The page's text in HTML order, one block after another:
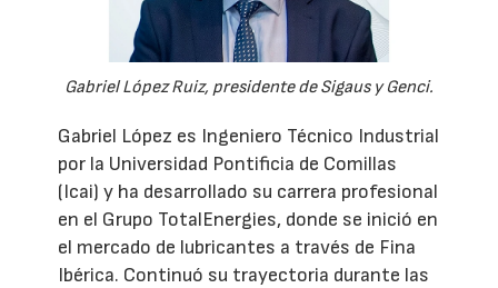
Gabriel López Ruiz, presidente de Sigaus y Genci.
Gabriel López es Ingeniero Técnico Industrial
por la Universidad Pontificia de Comillas
(Icai) y ha desarrollado su carrera profesional
en el Grupo TotalEnergies, donde se inició en
el mercado de lubricantes a través de Fina
Ibérica. Continuó su trayectoria durante las